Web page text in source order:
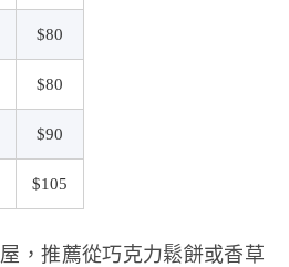
$80
$80
$90
$105
，推薦從巧克力鬆餅或香草